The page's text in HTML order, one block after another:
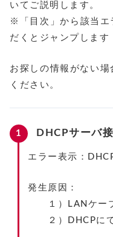
いてご説明します。
※「目次」から該当エ
だくとジャンプします
お探しの情報がない場
ください 。
DHCPサーバ
エラー表示：
発生原因：
１）LANケーブ
２）DHCPにて